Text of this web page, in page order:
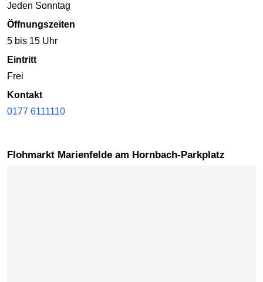
Jeden Sonntag
Öffnungszeiten
5 bis 15 Uhr
Eintritt
Frei
Kontakt
0177 6111110
Flohmarkt Marienfelde am Hornbach-Parkplatz